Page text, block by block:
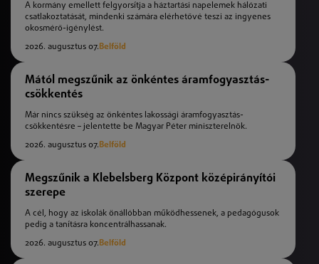
A kormány emellett felgyorsítja a háztartási napelemek hálózati
csatlakoztatását, mindenki számára elérhetővé teszi az ingyenes
okosmérő-igénylést.
2026. augusztus 07.Belföld
Mától megszűnik az önkéntes áramfogyasztás-
csökkentés
Már nincs szükség az önkéntes lakossági áramfogyasztás-
csökkentésre – jelentette be Magyar Péter miniszterelnök.
2026. augusztus 07.Belföld
Megszűnik a Klebelsberg Központ középirányítói
szerepe
A cél, hogy az iskolák önállóbban működhessenek, a pedagógusok
pedig a tanításra koncentrálhassanak.
2026. augusztus 07.Belföld